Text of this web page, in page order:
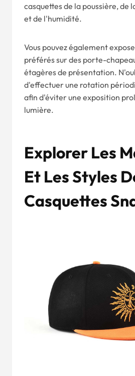
casquettes de la poussière, de
et de l'humidité.
Vous pouvez également
préférés sur des porte-
étagères de présentation.
d'effectuer une rotation
afin d'éviter une exposition
lumière.
Explorer Les
Et Les Styles
Casquettes